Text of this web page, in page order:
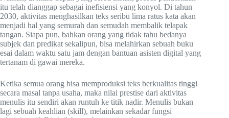
itu telah dianggap sebagai inefisiensi yang konyol. Di tahun
2030, aktivitas menghasilkan teks seribu lima ratus kata akan
menjadi hal yang semurah dan semudah membalik telapak
tangan. Siapa pun, bahkan orang yang tidak tahu bedanya
subjek dan predikat sekalipun, bisa melahirkan sebuah buku
esai dalam waktu satu jam dengan bantuan asisten digital yang
tertanam di gawai mereka.
Ketika semua orang bisa memproduksi teks berkualitas tinggi
secara masal tanpa usaha, maka nilai prestise dari aktivitas
menulis itu sendiri akan runtuh ke titik nadir. Menulis bukan
lagi sebuah keahlian (skill), melainkan sekadar fungsi